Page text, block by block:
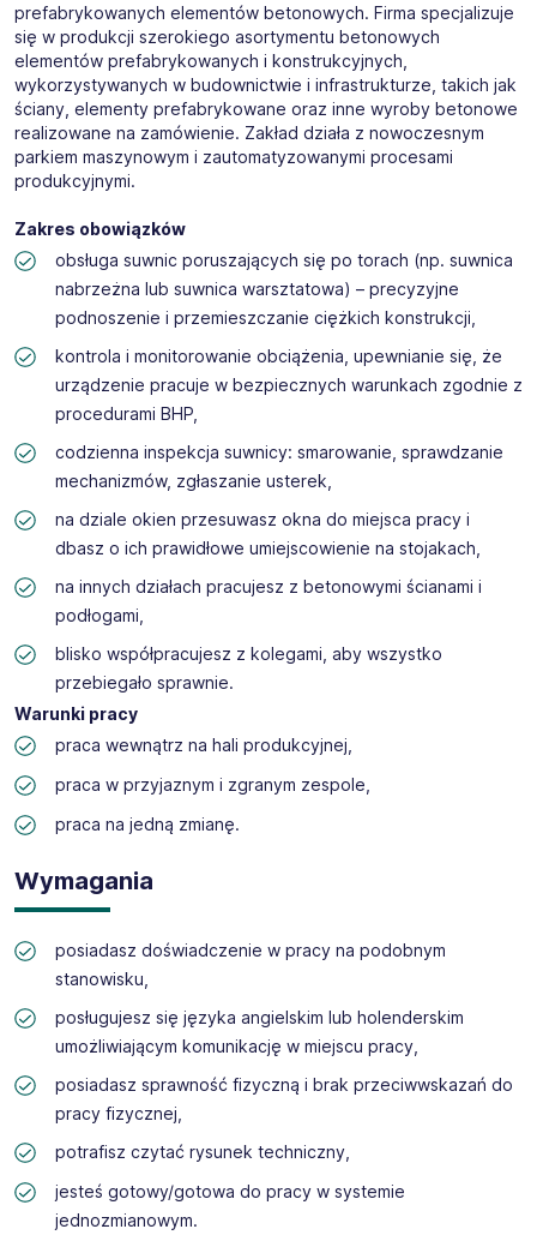
Rodzaj umowy: zatrudnienie na warunkach holenderskich
Aplikuj:poprzez przycisk „Aplikuj” po prawej stronie
ogłoszenia
prefabrykowanych elementów betonowych. Firma specjalizuje
się w produkcji szerokiego asortymentu betonowych
elementów prefabrykowanych i konstrukcyjnych,
wykorzystywanych w budownictwie i infrastrukturze, takich jak
ściany, elementy prefabrykowane oraz inne wyroby betonowe
realizowane na zamówienie. Zakład działa z nowoczesnym
parkiem maszynowym i zautomatyzowanymi procesami
produkcyjnymi.
Zakres obowiązków
obsługa suwnic poruszających się po torach (np. suwnica
nabrzeżna lub suwnica warsztatowa) – precyzyjne
podnoszenie i przemieszczanie ciężkich konstrukcji,
kontrola i monitorowanie obciążenia, upewnianie się, że
urządzenie pracuje w bezpiecznych warunkach zgodnie z
procedurami BHP,
codzienna inspekcja suwnicy: smarowanie, sprawdzanie
mechanizmów, zgłaszanie usterek,
na dziale okien przesuwasz okna do miejsca pracy i
dbasz o ich prawidłowe umiejscowienie na stojakach,
na innych działach pracujesz z betonowymi ścianami i
podłogami,
blisko współpracujesz z kolegami, aby wszystko
przebiegało sprawnie.
Warunki pracy
praca wewnątrz na hali produkcyjnej,
praca w przyjaznym i zgranym zespole,
praca na jedną zmianę.
Wymagania
posiadasz doświadczenie w pracy na podobnym
stanowisku,
posługujesz się języka angielskim lub holenderskim
umożliwiającym komunikację w miejscu pracy,
posiadasz sprawność fizyczną i brak przeciwwskazań do
pracy fizycznej,
potrafisz czytać rysunek techniczny,
jesteś gotowy/gotowa do pracy w systemie
jednozmianowym.